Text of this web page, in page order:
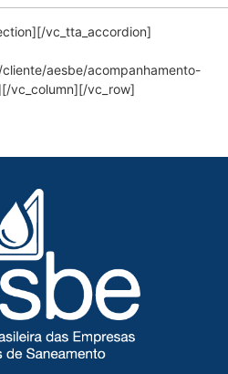
vc_tta_accordion]
aesbe/acompanhamento-
vc_column][/vc_row]